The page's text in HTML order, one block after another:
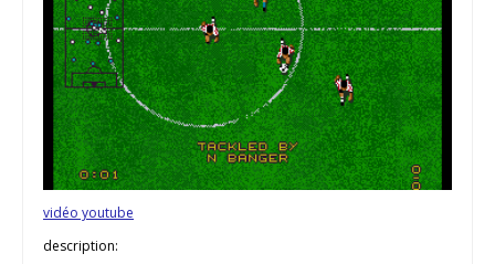
vidéo youtube
description: